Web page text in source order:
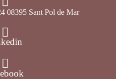
08395 Sant Pol de Mar